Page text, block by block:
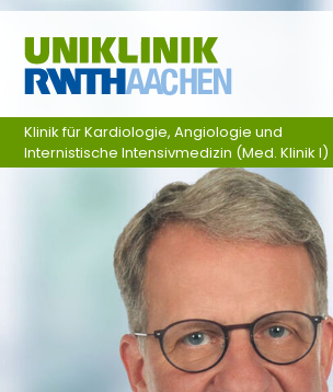
Ga naar navigatie
Klinik für Kardiologie, Angiologie und
Internistische Intensivmedizin (Med. Klinik I)